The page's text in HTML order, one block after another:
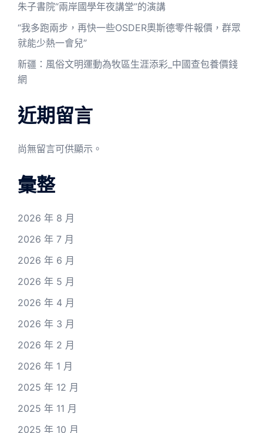
朱子書院“兩岸國學年夜講堂”的演講
“我多跑兩步，再快一些OSDER奧斯德零件報價，群眾
就能少熱一會兒”
新疆：風俗文明運動為牧區生涯添彩_中國查包養價錢
網
近期留言
尚無留言可供顯示。
彙整
2026 年 8 月
2026 年 7 月
2026 年 6 月
2026 年 5 月
2026 年 4 月
2026 年 3 月
2026 年 2 月
2026 年 1 月
2025 年 12 月
2025 年 11 月
2025 年 10 月